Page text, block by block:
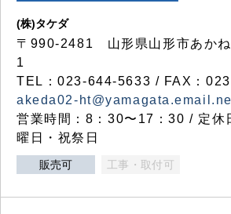
(株)タケダ
〒990-2481 山形県山形市あか
1
TEL：023-644-5633 / FAX：
akeda02-
営業時間：8：30〜17：30 / 定休
曜日・祝祭日
販売可 工事・取付可